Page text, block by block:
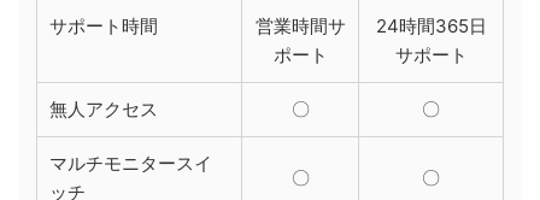
サポート時間
営業時間サ
ポート
24時間365日
サポート
無人アクセス 〇 〇
マルチモニタースイ
ッチ
〇 〇